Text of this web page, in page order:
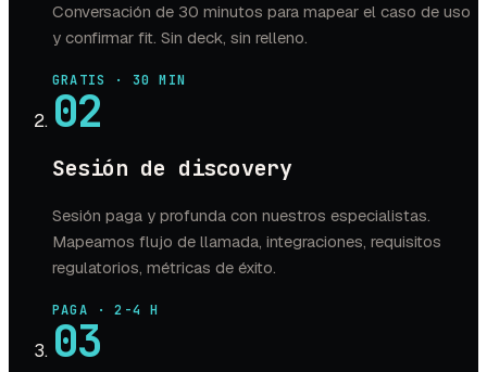
Conversación de 30 minutos para mapear el caso de uso
y confirmar fit. Sin deck, sin relleno.
GRATIS · 30 MIN
02
Sesión de discovery
Sesión paga y profunda con nuestros especialistas.
Mapeamos flujo de llamada, integraciones, requisitos
regulatorios, métricas de éxito.
PAGA · 2-4 H
03